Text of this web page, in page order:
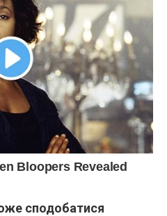
сподобатися